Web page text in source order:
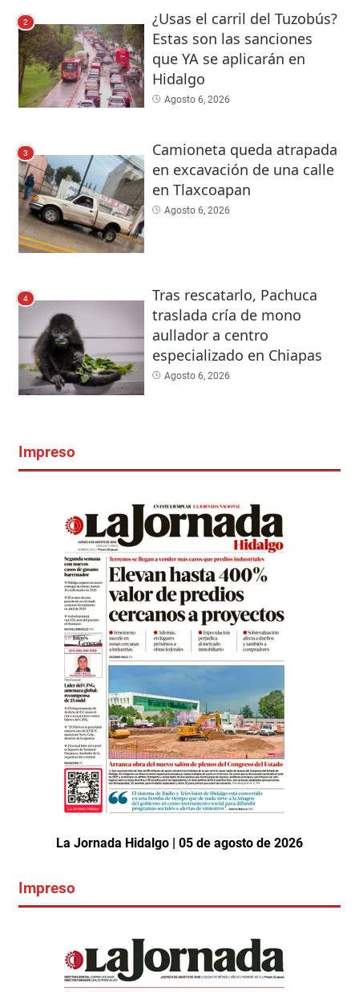
2
¿Usas el carril del Tuzobús?
Estas son las sanciones
que YA se aplicarán en
Hidalgo
Agosto 6, 2026
3
Camioneta queda atrapada
en excavación de una calle
en Tlaxcoapan
Agosto 6, 2026
4
Tras rescatarlo, Pachuca
traslada cría de mono
aullador a centro
especializado en Chiapas
Agosto 6, 2026
Impreso
La Jornada Hidalgo | 05 de agosto de 2026
Impreso